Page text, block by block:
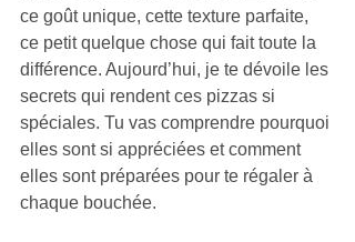
ce goût unique, cette texture parfaite,
ce petit quelque chose qui fait toute la
différence. Aujourd’hui, je te dévoile les
secrets qui rendent ces pizzas si
spéciales. Tu vas comprendre pourquoi
elles sont si appréciées et comment
elles sont préparées pour te régaler à
chaque bouchée.